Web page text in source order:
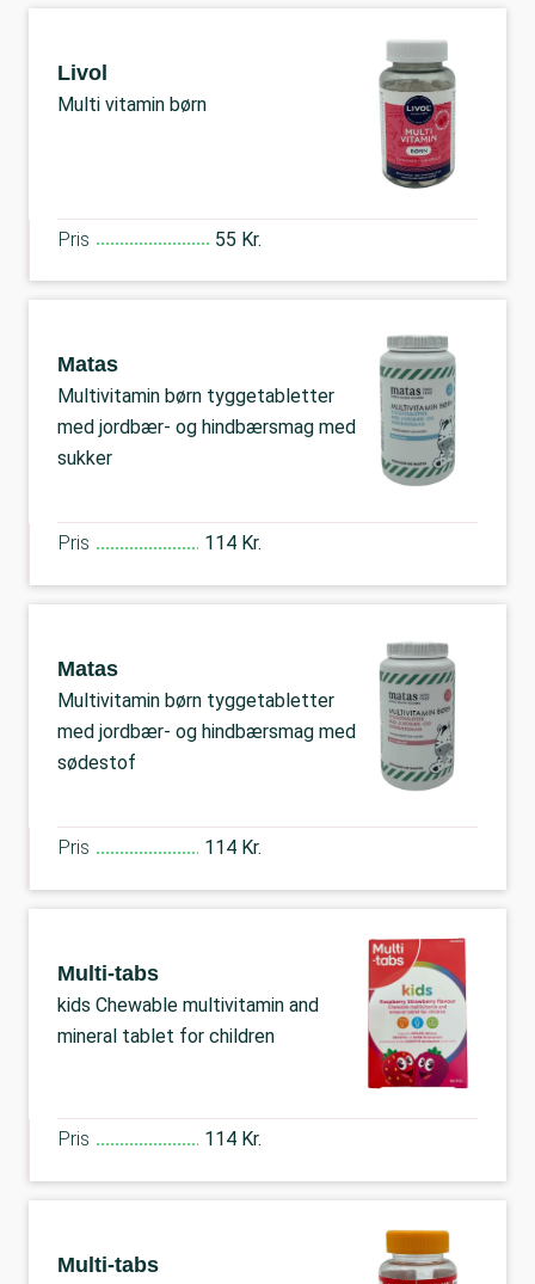
Livol
Multi vitamin børn
Pris 55 Kr.
Matas
Multivitamin børn tyggetabletter
med jordbær- og hindbærsmag med
sukker
Pris 114 Kr.
Matas
Multivitamin børn tyggetabletter
med jordbær- og hindbærsmag med
sødestof
Pris 114 Kr.
Multi-tabs
kids Chewable multivitamin and
mineral tablet for children
Pris 114 Kr.
Multi-tabs